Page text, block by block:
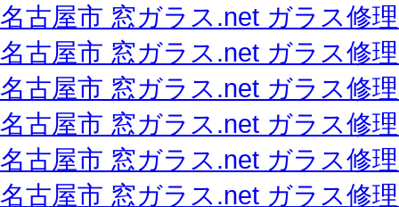
名古屋市 窓ガラス.net ガラス修
名古屋市 窓ガラス.net ガラス修
名古屋市 窓ガラス.net ガラス修
名古屋市 窓ガラス.net ガラス修
名古屋市 窓ガラス.net ガラス修
名古屋市 窓ガラス.net ガラス修